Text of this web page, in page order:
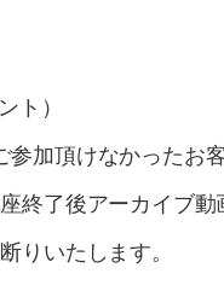
ント）
参加頂けなかったお
終了後アーカイブ動
りいたします。